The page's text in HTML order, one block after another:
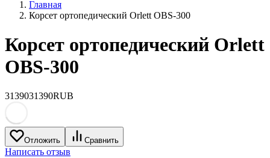
Главная
Корсет ортопедический Orlett OBS-300
Корсет ортопедический Orlett
OBS-300
3139031390RUB
Отложить Сравнить
Написать отзыв